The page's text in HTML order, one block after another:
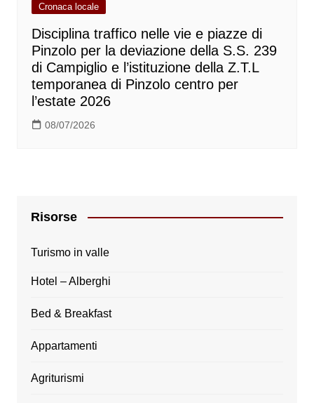
Cronaca locale
Disciplina traffico nelle vie e piazze di
Pinzolo per la deviazione della S.S. 239
di Campiglio e l’istituzione della Z.T.L
temporanea di Pinzolo centro per
l’estate 2026
08/07/2026
Risorse
Turismo in valle
Hotel – Alberghi
Bed & Breakfast
Appartamenti
Agriturismi